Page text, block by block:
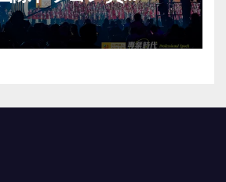
会議が盛大に開催